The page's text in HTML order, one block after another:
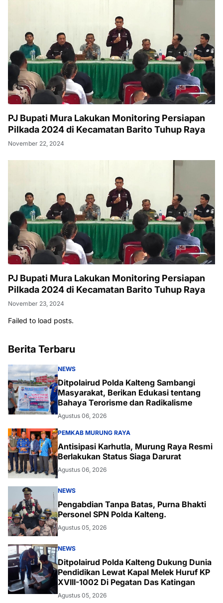
PJ Bupati Mura Lakukan Monitoring Persiapan
Pilkada 2024 di Kecamatan Barito Tuhup Raya
November 22, 2024
PJ Bupati Mura Lakukan Monitoring Persiapan
Pilkada 2024 di Kecamatan Barito Tuhup Raya
November 23, 2024
Failed to load posts.
Berita Terbaru
NEWS
Ditpolairud Polda Kalteng Sambangi
Masyarakat, Berikan Edukasi tentang
Bahaya Terorisme dan Radikalisme
Agustus 06, 2026
PEMKAB MURUNG RAYA
Antisipasi Karhutla, Murung Raya Resmi
Berlakukan Status Siaga Darurat
Agustus 06, 2026
NEWS
Pengabdian Tanpa Batas, Purna Bhakti
Personel SPN Polda Kalteng.
Agustus 05, 2026
NEWS
Ditpolairud Polda Kalteng Dukung Dunia
Pendidikan Lewat Kapal Melek Huruf KP
XVIII-1002 Di Pegatan Das Katingan
Agustus 05, 2026